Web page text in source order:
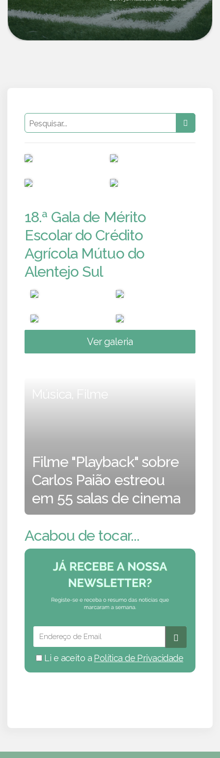
18.ª Gala de Mérito
Escolar do Crédito
Agrícola Mútuo do
Alentejo Sul
Ver galeria
Música, Filme
Filme "Playback" sobre
Carlos Paião estreou
em 55 salas de cinema
Acabou de tocar...
Li e aceito a Política de Privacidade